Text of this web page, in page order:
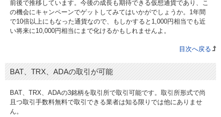
前後で推移しています。今後の成長も期待できる仮想通貨であり、こ
の機会にキャンペーンでゲットしてみてはいかがでしょうか。1年間
で10倍以上にもなった通貨なので、もしかすると1,000円相当でも近
い将来に10,000円相当にまで化けるかもしれませんよ。
目次へ戻る
BAT、TRX、ADAの取引が可能
BAT、TRX、ADAの3銘柄を取引所で取引可能です。取引所形式で尚
且つ取引手数料無料で取引できる業者は知る限りでは他にありませ
ん。